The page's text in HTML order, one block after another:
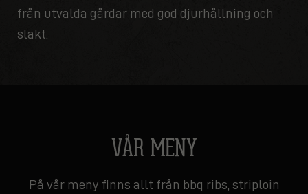
från utvalda gårdar med god djurhållning och
slakt.
VÅR MENY​
På vår meny finns allt från bbq ribs, striploin